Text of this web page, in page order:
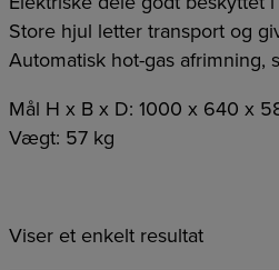
Store hjul letter transport og
Automatisk hot-gas afrimning,
Mål H x B x D: 1000 x 640 x
Vægt: 57 kg
Viser et enkelt resultat